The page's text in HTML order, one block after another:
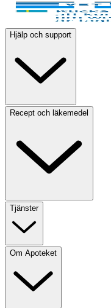
Hjälp och support
Recept och läkemedel
Tjänster
Om Apoteket